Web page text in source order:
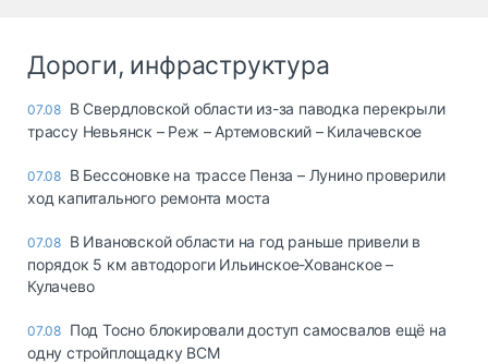
Дороги, инфраструктура
07.08 В Свердловской области из-за паводка перекрыли
трассу Невьянск – Реж – Артемовский – Килачевское
07.08 В Бессоновке на трассе Пенза – Лунино проверили
ход капитального ремонта моста
07.08 В Ивановской области на год раньше привели в
порядок 5 км автодороги Ильинское-Хованское –
Кулачево
07.08 Под Тосно блокировали доступ самосвалов ещё на
одну стройплощадку ВСМ